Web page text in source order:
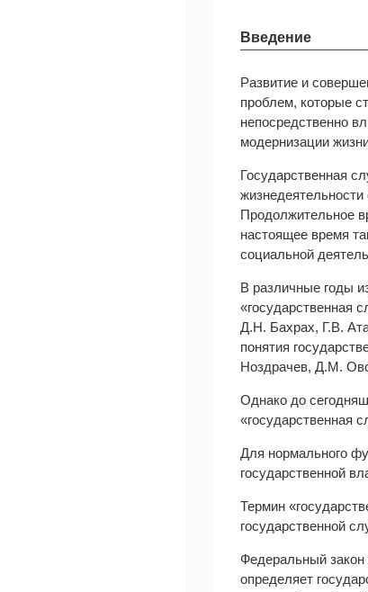
Введение
Развитие и
проблем, которые
непосредственно
модернизации
Государственная
Продолжительное
настоящее время
социальной
В различные годы
«государственная
Д.Н. Бахрах, Г.В.
понятия
Ноздрачев, Д.М.
Однако до
«государственная
Для нормального
государственной
Термин
государственной
Федеральный
определяет